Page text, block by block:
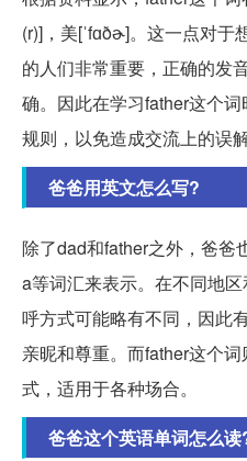
(r)]，美[ˈfɑðɚ]。这一点对于
的人们非常重要，正确的发
确。因此在学习father这个
规则，以免造成交流上的误解
爸爸用英文怎么写?
除了dad和father之外，爸爸
a等词汇来表示。在不同地
呼方式可能略有不同，因此
亲昵和尊重。而father这个
式，适用于各种场合。
爸爸这个英语单词怎么读